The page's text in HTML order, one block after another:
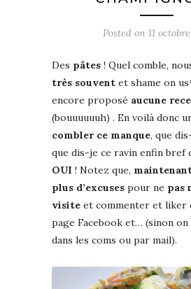
Posted on 11
Des pâtes ! Quel comble,
très souvent et shame on
encore proposé aucune
(bouuuuuuh) . En voilà donc
combler ce manque, que
que dis-je ce ravin enfin bref
OUI ! Notez que,
plus d’excuses pour ne pas
visite et commenter et liker
page Facebook et… (sinon on
dans les coms ou par mail).